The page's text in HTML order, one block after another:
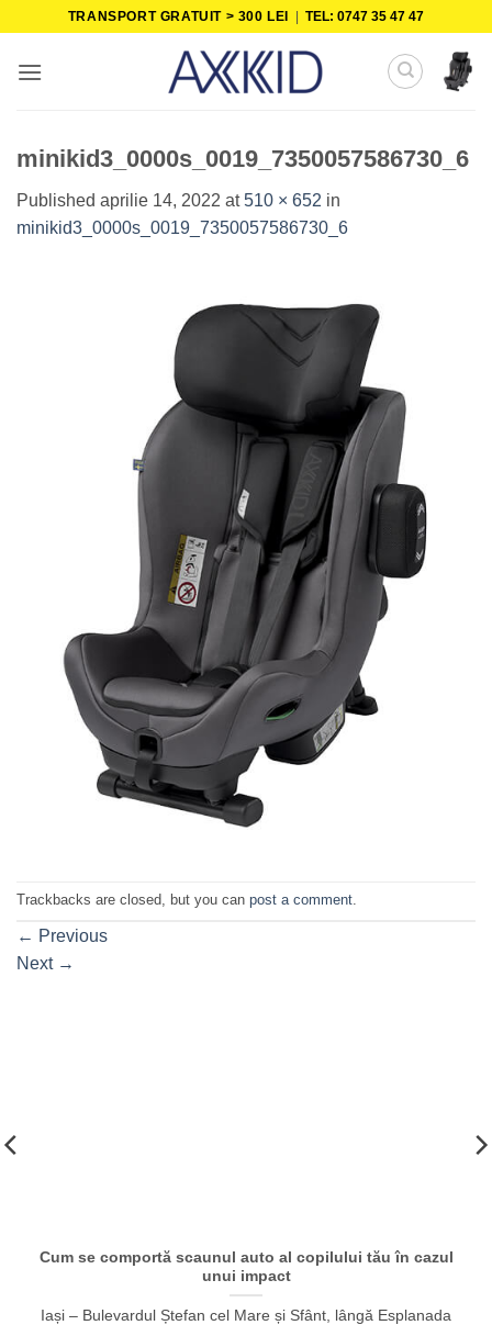
content
TRANSPORT GRATUIT > 300 LEI |TEL: 0747 35 47 47
minikid3_0000s_0019_7350057586730_6
Published aprilie 14, 2022 at510 × 652 in
minikid3_0000s_0019_7350057586730_6
Trackbacks are closed, but you can post a comment
← Previous
Next →
Cum se comportă scaunul auto al copilului tău în cazul
unui impact
Iași – Bulevardul Ștefan cel Mare și Sfânt, lângă Esplanada